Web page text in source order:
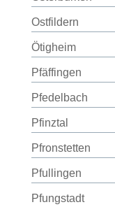
Ostfildern
Ötigheim
Pfäffingen
Pfedelbach
Pfinztal
Pfronstetten
Pfullingen
Pfungstadt